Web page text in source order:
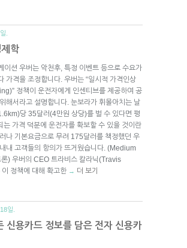
.
학
이션 우버는 악천후, 특정 이벤트 등으로 수요가
가격을 조정합니다. 우버는 “일시적 가격인상
정책이 운전자에게 인센티브를 제공하여 공
해서라고 설명합니다. 눈보라가 휘몰아치는 날
당 35달러(4만원 상당)를 벌 수 있다면 평
는 가격 덕분에 운전자를 확보할 수 있을 것이란
나 기본요금으로 무려 175달러를 책정했던 우
내 고객들의 항의가 뜨거웠습니다. (Medium
론) 우버의 CEO 트라비스 칼라닉(Travis
정책에 대해 확고한 → 더 보기
일.
신용카드 정보를 담은 전자 신용카